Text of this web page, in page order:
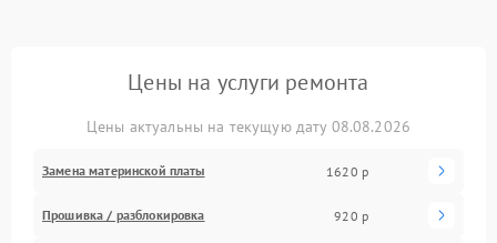
Цены на услуги ремонта
Цены актуальны на текущую дату 08.08.2026
Замена материнской платы 1620 р
Прошивка / разблокировка 920 р